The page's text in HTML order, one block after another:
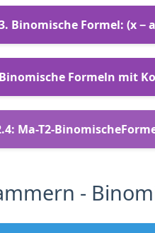
Binomische Formel: (x −
Formeln mit
Ma-T2-
-